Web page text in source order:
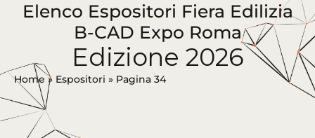
Elenco Espositori Fiera Edilizia
B-CAD Expo Roma
Edizione 2026
Home» Espositori » Pagina 34